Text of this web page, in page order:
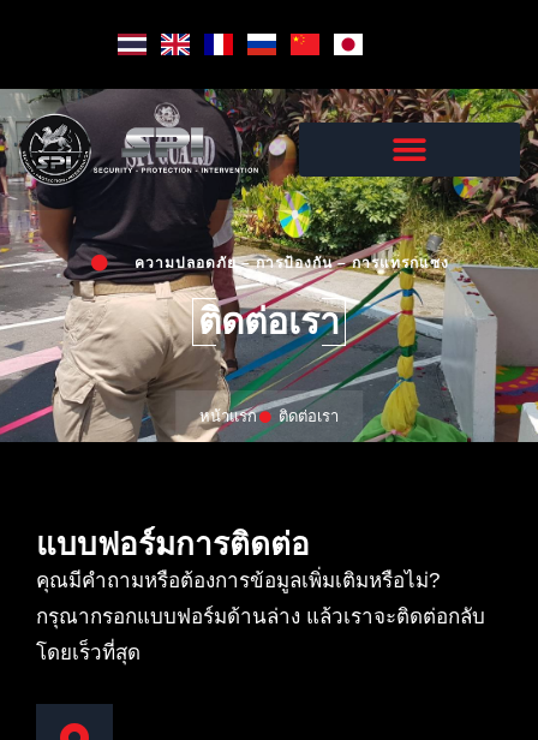
content
ความปลอดภัย – การป้องกัน – การแทรกแซง
ติดต่อเรา
หน้าแรก ติดต่อเรา
แบบฟอร์มการติดต่อ
คุณมีคำถามหรือต้องการข้อมูลเพิ่มเติมหรือไม่?
กรุณากรอกแบบฟอร์มด้านล่าง แล้วเราจะติดต่อกลับ
โดยเร็วที่สุด